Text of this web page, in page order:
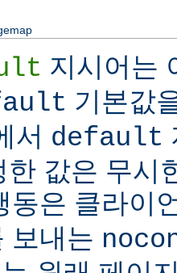
지시어는
기본값
서 default
한 값은 무시
동은 클라이
보내는